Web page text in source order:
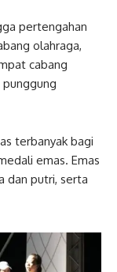
pertengahan
olahraga,
cabang
terbanyak bagi
emas. Emas
dan putri, serta